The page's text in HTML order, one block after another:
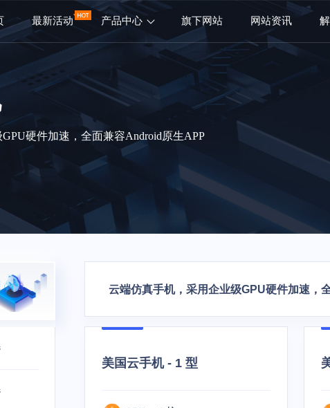
最新活动 产品中心 旗下网站 网站资讯
硬件加速，全面兼容Android原生APP
云端仿真手机，采用企业级GPU硬件加速，
美国云手机 - 1 型